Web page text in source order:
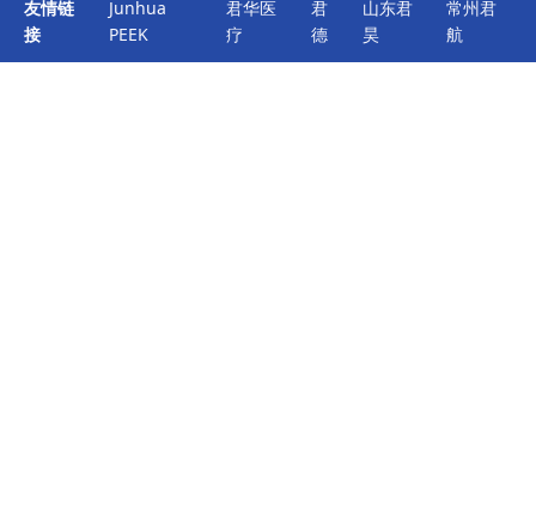
友情链
接
Junhua
PEEK
君华医
疗
君
德
山东君
昊
常州君
航